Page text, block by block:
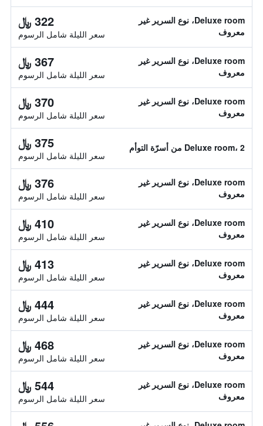
Deluxe room، نوع السرير غير
معروف
322 ﷼
سعر الليلة شامل الرسوم
Deluxe room، نوع السرير غير
معروف
367 ﷼
سعر الليلة شامل الرسوم
Deluxe room، نوع السرير غير
معروف
370 ﷼
سعر الليلة شامل الرسوم
Deluxe room، 2 من أسرّة التوأم 375 ﷼
سعر الليلة شامل الرسوم
Deluxe room، نوع السرير غير
معروف
376 ﷼
سعر الليلة شامل الرسوم
Deluxe room، نوع السرير غير
معروف
410 ﷼
سعر الليلة شامل الرسوم
Deluxe room، نوع السرير غير
معروف
413 ﷼
سعر الليلة شامل الرسوم
Deluxe room، نوع السرير غير
معروف
444 ﷼
سعر الليلة شامل الرسوم
Deluxe room، نوع السرير غير
معروف
468 ﷼
سعر الليلة شامل الرسوم
Deluxe room، نوع السرير غير
معروف
544 ﷼
سعر الليلة شامل الرسوم